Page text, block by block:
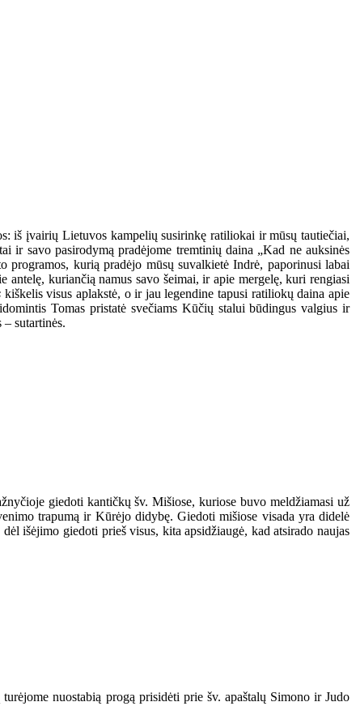
iš įvairių Lietuvos kampelių susirinkę ratiliokai ir mūsų tautiečiai,
ir savo pasirodymą pradėjome tremtinių daina „Kad ne auksinės
programos, kurią pradėjo mūsų suvalkietė Indrė, paporinusi labai
antelę, kuriančią namus savo šeimai, ir apie mergelę, kuri rengiasi
kiškelis visus aplakstė, o ir jau legendine tapusi ratiliokų daina apie
Tomas pristatė svečiams Kūčių stalui būdingus valgius ir
sutartinės.
giedoti kantičkų šv. Mišiose, kuriose buvo meldžiamasi už
trapumą ir Kūrėjo didybę. Giedoti mišiose visada yra didelė
išėjimo giedoti prieš visus, kita apsidžiaugė, kad atsirado naujas
nuostabią progą prisidėti prie šv. apaštalų Simono ir Judo